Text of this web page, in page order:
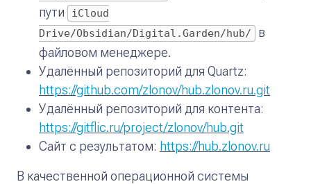
пути
iCloud
Drive/Obsidian/Digital.Garden/hub/
в
файловом менеджере.
Удалённый репозиторий для Quartz:
https://github.com/zlonov/hub.zlonov.ru.git
Удалённый репозиторий для контента:
https://gitflic.ru/project/zlonov/hub.git
Сайт с результатом: https://hub.zlonov.ru
В качественной операционной системы